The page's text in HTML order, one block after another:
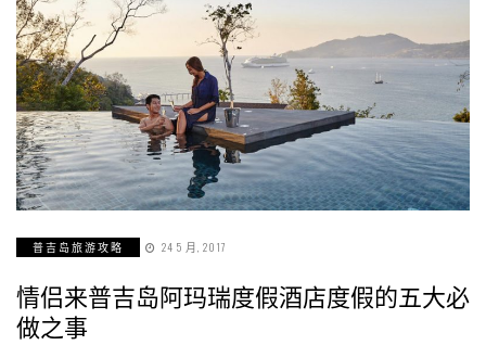
普吉岛旅游攻略 24 5 月, 2017
情侣来普吉岛阿玛瑞度假酒店度假的五大必
做之事